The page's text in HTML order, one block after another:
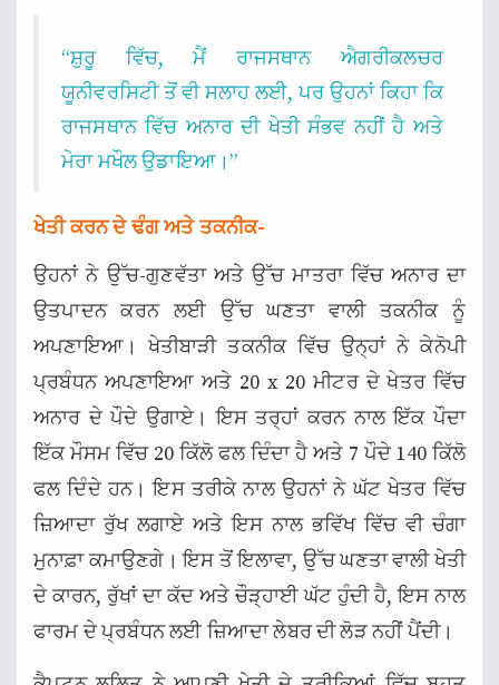
“ਸ਼ੁਰੂ ਵਿੱਚ, ਮੈਂ ਰਾਜਸਥਾਨ ਐਗਰੀਕਲਚਰ
ਯੂਨੀਵਰਸਿਟੀ ਤੋਂ ਵੀ ਸਲਾਹ ਲਈ, ਪਰ ਉਹਨਾਂ ਕਿਹਾ ਕਿ
ਰਾਜਸਥਾਨ ਵਿੱਚ ਅਨਾਰ ਦੀ ਖੇਤੀ ਸੰਭਵ ਨਹੀਂ ਹੈ ਅਤੇ
ਮੇਰਾ ਮਖੌਲ ਉਡਾਇਆ।”
ਖੇਤੀ ਕਰਨ ਦੇ ਢੰਗ ਅਤੇ ਤਕਨੀਕ-
ਉਹਨਾਂ ਨੇ ਉੱਚ-ਗੁਣਵੱਤਾ ਅਤੇ ਉੱਚ ਮਾਤਰਾ ਵਿੱਚ ਅਨਾਰ ਦਾ
ਉਤਪਾਦਨ ਕਰਨ ਲਈ ਉੱਚ ਘਣਤਾ ਵਾਲੀ ਤਕਨੀਕ ਨੂੰ
ਅਪਣਾਇਆ। ਖੇਤੀਬਾੜੀ ਤਕਨੀਕ ਵਿੱਚ ਉਨ੍ਹਾਂ ਨੇ ਕੇਨੋਪੀ
ਪ੍ਰਬੰਧਨ ਅਪਣਾਇਆ ਅਤੇ 20 x 20 ਮੀਟਰ ਦੇ ਖੇਤਰ ਵਿੱਚ
ਅਨਾਰ ਦੇ ਪੌਦੇ ਉਗਾਏ। ਇਸ ਤਰ੍ਹਾਂ ਕਰਨ ਨਾਲ ਇੱਕ ਪੌਦਾ
ਇੱਕ ਮੌਸਮ ਵਿੱਚ 20 ਕਿੱਲੋ ਫਲ ਦਿੰਦਾ ਹੈ ਅਤੇ 7 ਪੌਦੇ 140 ਕਿੱਲੋ
ਫਲ ਦਿੰਦੇ ਹਨ। ਇਸ ਤਰੀਕੇ ਨਾਲ ਉਹਨਾਂ ਨੇ ਘੱਟ ਖੇਤਰ ਵਿੱਚ
ਜ਼ਿਆਦਾ ਰੁੱਖ ਲਗਾਏ ਅਤੇ ਇਸ ਨਾਲ ਭਵਿੱਖ ਵਿੱਚ ਵੀ ਚੰਗਾ
ਮੁਨਾਫ਼ਾ ਕਮਾਉਣਗੇ। ਇਸ ਤੋਂ ਇਲਾਵਾ, ਉੱਚ ਘਣਤਾ ਵਾਲੀ ਖੇਤੀ
ਦੇ ਕਾਰਨ, ਰੁੱਖਾਂ ਦਾ ਕੱਦ ਅਤੇ ਚੌੜ੍ਹਾਈ ਘੱਟ ਹੁੰਦੀ ਹੈ, ਇਸ ਨਾਲ
ਫਾਰਮ ਦੇ ਪ੍ਰਬੰਧਨ ਲਈ ਜ਼ਿਆਦਾ ਲੇਬਰ ਦੀ ਲੋੜ ਨਹੀਂ ਪੈਂਦੀ।